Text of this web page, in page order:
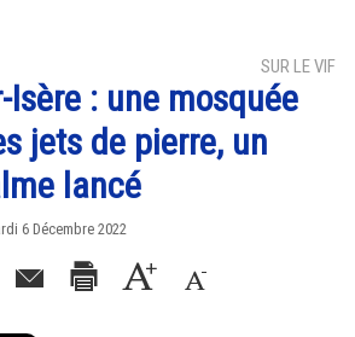
SUR LE VIF
Isère : une mosquée
jets de pierre, un
lancé
6 Décembre 2022